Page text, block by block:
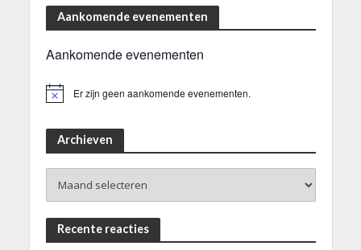
Aankomende evenementen
Aankomende evenementen
Er zijn geen aankomende evenementen.
Archieven
Recente reacties